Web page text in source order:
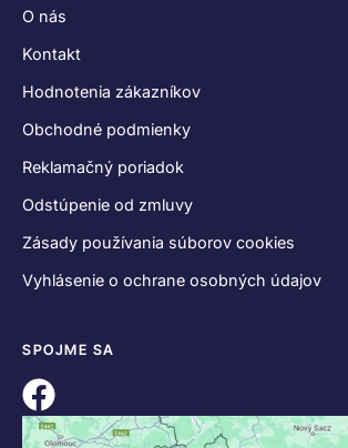
O nás
Kontakt
Hodnotenia zákazníkov
Obchodné podmienky
Reklamačný poriadok
Odstúpenie od zmluvy
Zásady používania súborov cookies
Vyhlásenie o ochrane osobných údajov
SPOJME SA